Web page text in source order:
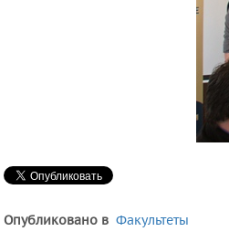
Опубликовано в Факультеты